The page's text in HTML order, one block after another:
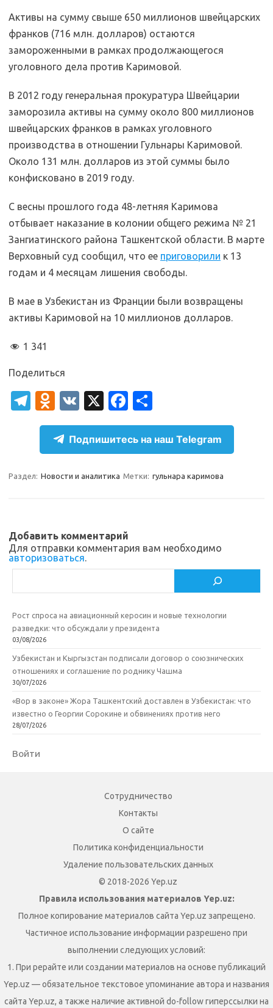
Активы на сумму свыше 650 миллионов швейцарских
франков (716 млн. долларов) остаются
замороженными в рамках продолжающегося
уголовного дела против Каримовой.
В 2012 году генеральная прокуратура Швейцарии
заморозила активы на сумму около 800 миллионов
швейцарских франков в рамках уголовного
производства в отношении Гульнары Каримовой.
Около 131 млн. долларов из этой суммы было
конфисковано в 2019 году.
С весны прошлого года 48-летняя Каримова
отбывает наказание в колонии общего режима № 21
Зангиатинского района Ташкентской области. В марте
Верховный суд сообщил, что ее приговорили к 13
годам и 4 месяцам лишения свободы.
В мае в Узбекистан из Франции были возвращены
активы Каримовой на 10 миллионов долларов.
1 341
Поделиться
T
el
gr
a
O
d
n
o
kl
ik
i
V
K
X
Fa
c
e
b
o
т
п
р
а
ь
Подпишитесь на наш Telegram
Раздел: Новости и аналитика Метки: гульнара каримова
Добавить комментарий
Для отправки комментария вам необходимо
авторизоваться.
Рост спроса на авиационный керосин и новые технологии
разведки: что обсуждали у президента
03/08/2026
Узбекистан и Кыргызстан подписали договор о союзнических
отношениях и соглашение по роднику Чашма
30/07/2026
«Вор в законе» Жора Ташкентский доставлен в Узбекистан: что
известно о Георгии Сорокине и обвинениях против него
28/07/2026
Войти
Сотрудничество
Контакты
О сайте
Политика конфиденциальности
Удаление пользовательских данных
© 2018-2026 Yep.uz
Правила использования материалов Yep.uz:
Полное копирование материалов сайта Yep.uz запрещено.
Частичное использование информации разрешено при
выполнении следующих условий:
1. При рерайте или создании материалов на основе публикаций
Yep.uz — обязательное текстовое упоминание автора и названия
сайта Yep.uz, а также наличие активной do-follow гиперссылки на